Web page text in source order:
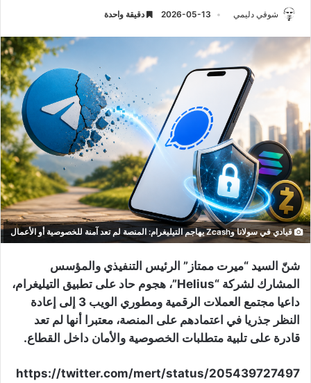
شوقي دليمي 2026-05-13 دقيقة واحدة
قيادي في سولانا وZcash يهاجم التيليغرام: المنصة لم تعد آمنة للخصوصية أو الأعمال
شنّ السيد “ميرت ممتاز” الرئيس التنفيذي والمؤسس
المشارك لشركة “Helius”، هجوم حاد على تطبيق التيليغرام،
داعيا مجتمع العملات الرقمية ومطوري الويب 3 إلى إعادة
النظر جذريا في اعتمادهم على المنصة، معتبرا أنها لم تعد
قادرة على تلبية متطلبات الخصوصية والأمان داخل القطاع.
https://twitter.com/mert/status/205439727497